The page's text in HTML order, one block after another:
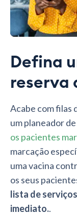
Defina
reserva
Acabe com filas
um planeador
os pacientes
marcação
uma vacina
os seus
lista de
imediato..